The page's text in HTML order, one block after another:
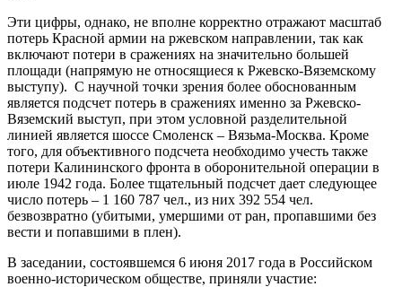
Эти цифры, однако, не вполне корректно отражают масштаб
потерь Красной армии на ржевском направлении, так как
включают потери в сражениях на значительно большей
площади (напрямую не относящиеся к Ржевско-Вяземскому
выступу). С научной точки зрения более обоснованным
является подсчет потерь в сражениях именно за Ржевско-
Вяземский выступ, при этом условной разделительной
линией является шоссе Смоленск – Вязьма-Москва. Кроме
того, для объективного подсчета необходимо учесть также
потери Калининского фронта в оборонительной операции в
июле 1942 года. Более тщательный подсчет дает следующее
число потерь – 1 160 787 чел., из них 392 554 чел.
безвозвратно (убитыми, умершими от ран, пропавшими без
вести и попавшими в плен).
В заседании, состоявшемся 6 июня 2017 года в Российском
военно-историческом обществе, приняли участие: